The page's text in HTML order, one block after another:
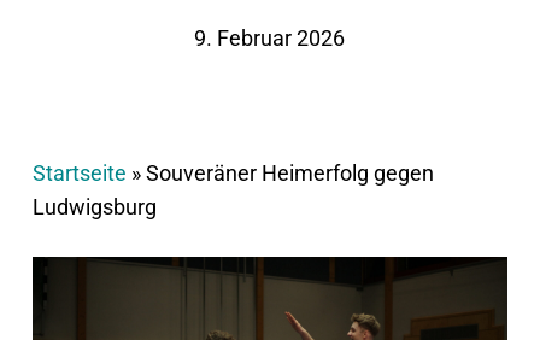
9. Februar 2026
Startseite »Souveräner Heimerfolg gegen
Ludwigsburg